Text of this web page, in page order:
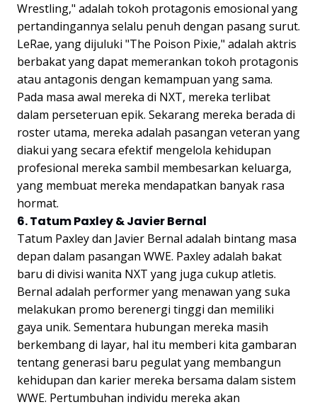
Wrestling," adalah tokoh protagonis emosional yang
pertandingannya selalu penuh dengan pasang surut.
LeRae, yang dijuluki "The Poison Pixie," adalah aktris
berbakat yang dapat memerankan tokoh protagonis
atau antagonis dengan kemampuan yang sama.
Pada masa awal mereka di NXT, mereka terlibat
dalam perseteruan epik. Sekarang mereka berada di
roster utama, mereka adalah pasangan veteran yang
diakui yang secara efektif mengelola kehidupan
profesional mereka sambil membesarkan keluarga,
yang membuat mereka mendapatkan banyak rasa
hormat.
6. Tatum Paxley & Javier Bernal
Tatum Paxley dan Javier Bernal adalah bintang masa
depan dalam pasangan WWE. Paxley adalah bakat
baru di divisi wanita NXT yang juga cukup atletis.
Bernal adalah performer yang menawan yang suka
melakukan promo berenergi tinggi dan memiliki
gaya unik. Sementara hubungan mereka masih
berkembang di layar, hal itu memberi kita gambaran
tentang generasi baru pegulat yang membangun
kehidupan dan karier mereka bersama dalam sistem
WWE. Pertumbuhan individu mereka akan